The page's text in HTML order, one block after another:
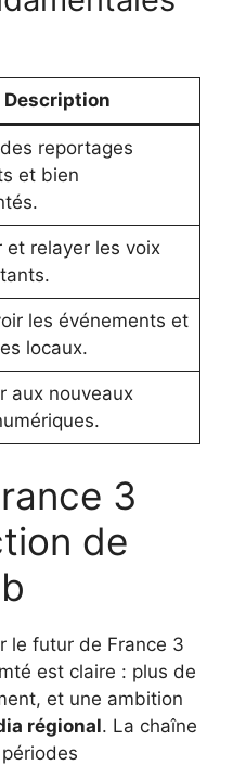
Description
reportages
et bien
et relayer les voix
les événements et
locaux.
aux nouveaux
3
de
le futur de France 3
est claire : plus de
et une ambition
régional. La chaîne